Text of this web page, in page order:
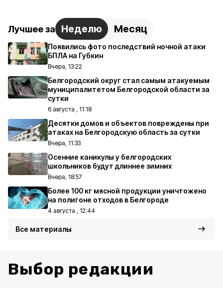
Лучшее за Неделю Месяц
Появились фото последствий ночной атаки
БПЛА на Губкин
Вчера, 13:22
Белгородский округ стал самым атакуемым
муниципалитетом Белгородской области за
сутки
6 августа , 11:18
Десятки домов и объектов повреждены при
атаках на Белгородскую область за сутки
Вчера, 11:33
Осенние каникулы у белгородских
школьников будут длиннее зимних
Вчера, 18:57
Более 100 кг мясной продукции уничтожено
на полигоне отходов в Белгороде
4 августа , 12:44
Все материалы
Выбор редакции